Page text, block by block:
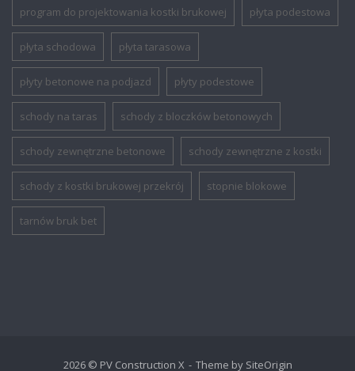
program do projektowania kostki brukowej płyta podestowa
płyta schodowa płyta tarasowa
płyty betonowe na podjazd płyty podestowe
schody na taras schody z bloczków betonowych
schody zewnętrzne betonowe schody zewnętrzne z kostki
schody z kostki brukowej przekrój stopnie blokowe
tarnów bruk bet
2026 © PV Construction X Theme by SiteOrigin